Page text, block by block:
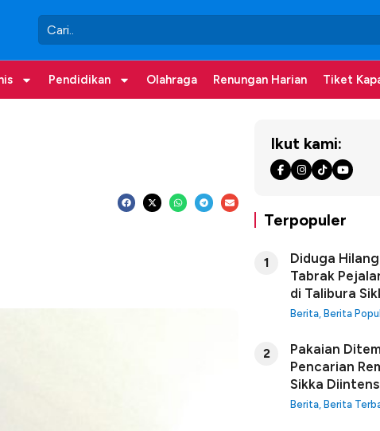
Pendidikan Olahraga Renungan Harian Tiket
Ikut kami:
Terpopuler
1
Diduga
Tabrak
di Talibura
Berita, Berita
2
Pakaian
Pencarian
Sikka
Berita, Berita